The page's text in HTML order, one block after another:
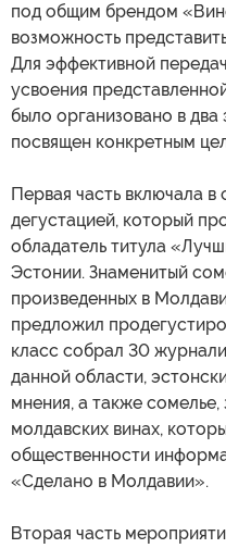
под общим брендом
возможность
Для эффективной
усвоения
было организовано в
посвящен конкретным
Первая часть включала в
дегустацией, который
обладатель титула
Эстонии. Знаменитый
произведенных в
предложил
класс собрал 30
данной области,
мнения, а также сомелье,
молдавских винах,
общественности
«Сделано в Молдавии».
Вторая часть